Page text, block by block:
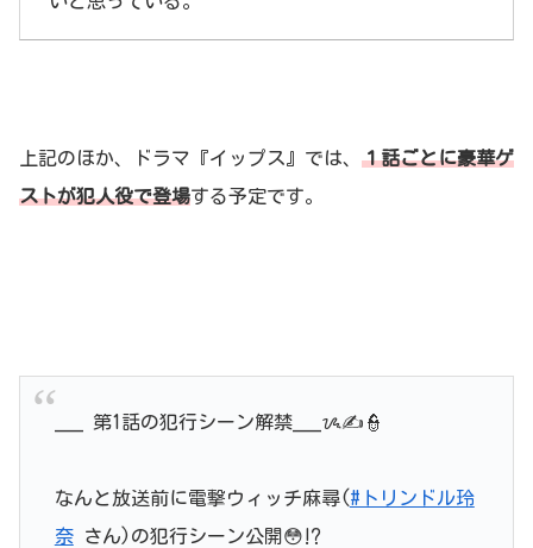
上記のほか、ドラマ『イップス』では、 １話ごとに豪華ゲ
ストが犯人役で登場する予定です。
___ 第1話の犯行シーン解禁___ᝰ✍️👮
なんと放送前に電撃ウィッチ麻尋(#トリンドル玲
奈さん)の犯行シーン公開😳⁉️